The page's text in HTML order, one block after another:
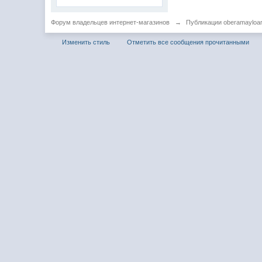
Форум владельцев интернет-магазинов → Публикации
Изменить стиль Отметить все сообщения прочитанными